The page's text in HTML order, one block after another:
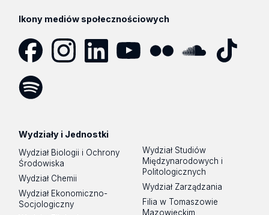
Ikony mediów społecznościowych
Wydziały i Jednostki
Wydział Biologii i Ochrony
Środowiska
Wydział Chemii
Wydział Ekonomiczno-
Socjologiczny
Wydział Studiów
Międzynarodowych i
Politologicznych
Wydział Zarządzania
Filia w Tomaszowie
Mazowieckim